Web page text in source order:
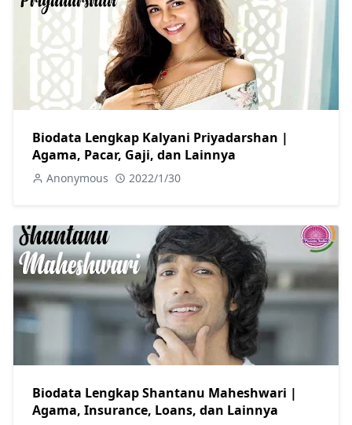
Biodata Lengkap Kalyani Priyadarshan |
Agama, Pacar, Gaji, dan Lainnya
Anonymous 2022/1/30
Biodata Lengkap Shantanu Maheshwari |
Agama, Insurance, Loans, dan Lainnya